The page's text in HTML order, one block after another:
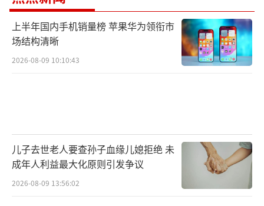
上半年国内手机销量榜 苹果华为领衔市
场结构清晰
2026-08-09 10:10:43
儿子去世老人要查孙子血缘儿媳拒绝 未
成年人利益最大化原则引发争议
2026-08-09 13:56:02